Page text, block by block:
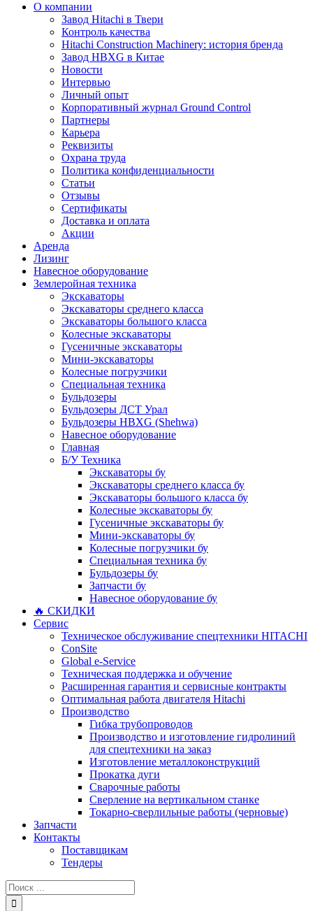
О компании
Завод Hitachi в Твери
Контроль качества
Hitachi Construction Machinery: история бренда
Завод HBXG в Китае
Новости
Интервью
Личный опыт
Корпоративный журнал Ground Control
Партнеры
Карьера
Реквизиты
Охрана труда
Политика конфиденциальности
Статьи
Отзывы
Сертификаты
Доставка и оплата
Акции
Аренда
Лизинг
Навесное оборудование
Землеройная техника
Экскаваторы
Экскаваторы среднего класса
Экскаваторы большого класса
Колесные экскаваторы
Гусеничные экскаваторы
Мини-экскаваторы
Колесные погрузчики
Специальная техника
Бульдозеры
Бульдозеры ДСТ Урал
Бульдозеры HBXG (Shehwa)
Навесное оборудование
Главная
Б/У Техника
Экскаваторы бу
Экскаваторы среднего класса бу
Экскаваторы большого класса бу
Колесные экскаваторы бу
Гусеничные экскаваторы бу
Мини-экскаваторы бу
Колесные погрузчики бу
Специальная техника бу
Бульдозеры бу
Запчасти бу
Навесное оборудование бу
🔥 СКИДКИ
Сервис
Техническое обслуживание спецтехники HITACHI
ConSite
Global e-Service
Техническая поддержка и обучение
Расширенная гарантия и сервисные контракты
Оптимальная работа двигателя Hitachi
Производство
Гибка трубопроводов
Производство и изготовление гидролиний
для спецтехники на заказ
Изготовление металлоконструкций
Прокатка дуги
Сварочные работы
Сверление на вертикальном станке
Токарно-сверлильные работы (черновые)
Запчасти
Контакты
Поставщикам
Тендеры
Результат
поиска: